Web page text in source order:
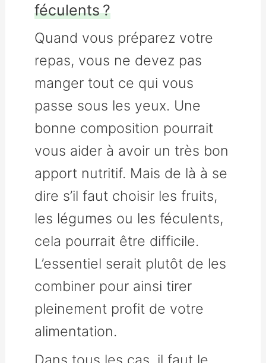
féculents ?
Quand vous préparez votre
repas, vous ne devez pas
manger tout ce qui vous
passe sous les yeux. Une
bonne composition pourrait
vous aider à avoir un très bon
apport nutritif. Mais de là à se
dire s’il faut choisir les fruits,
les légumes ou les féculents,
cela pourrait être difficile.
L’essentiel serait plutôt de les
combiner pour ainsi tirer
pleinement profit de votre
alimentation.
Dans tous les cas, il faut le